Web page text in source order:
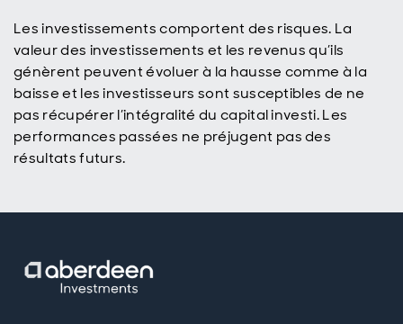
Les investissements comportent des risques. La
valeur des investissements et les revenus qu’ils
génèrent peuvent évoluer à la hausse comme à la
baisse et les investisseurs sont susceptibles de ne
pas récupérer l’intégralité du capital investi. Les
performances passées ne préjugent pas des
résultats futurs.